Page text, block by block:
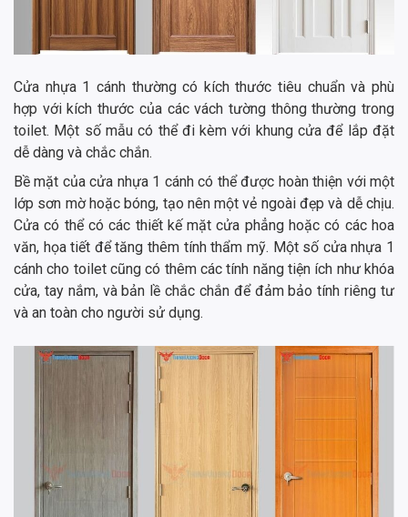
Cửa nhựa 1 cánh thường có kích thước tiêu chuẩn và phù
hợp với kích thước của các vách tường thông thường trong
toilet. Một số mẫu có thể đi kèm với khung cửa để lắp đặt
dễ dàng và chắc chắn.
Bề mặt của cửa nhựa 1 cánh có thể được hoàn thiện với một
lớp sơn mờ hoặc bóng, tạo nên một vẻ ngoài đẹp và dễ chịu.
Cửa có thể có các thiết kế mặt cửa phẳng hoặc có các hoa
văn, họa tiết để tăng thêm tính thẩm mỹ. Một số cửa nhựa 1
cánh cho toilet cũng có thêm các tính năng tiện ích như khóa
cửa, tay nắm, và bản lề chắc chắn để đảm bảo tính riêng tư
và an toàn cho người sử dụng.